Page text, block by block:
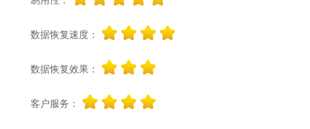
数据恢复速度：
数据恢复效果：
客户服务：